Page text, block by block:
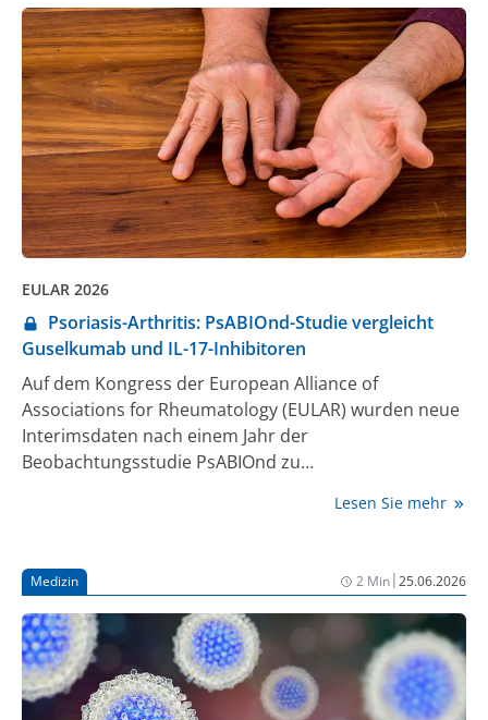
adeno-assoziierten viralen Vektor (AAV) basierende
Genersatztherapie, die in der EU für SMA-
Patient:innen zugelassen ist.
EULAR 2026
Psoriasis-Arthritis: PsABIOnd-Studie vergleicht
Guselkumab und IL-17-Inhibitoren
Auf dem Kongress der European Alliance of
Associations for Rheumatology (EULAR) wurden neue
Interimsdaten nach einem Jahr der
Beobachtungsstudie PsABIOnd zu
Guselkumab bzw. IL-17-Inhibitoren bei aktiver
Lesen Sie mehr
Medizin 2 Min|25.06.2026